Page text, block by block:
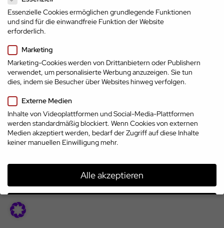
Top-Marken
treffen auf Top-
Talente
© 2026 | www.cp.jobs
Essenzielle Cookies ermöglichen grundlegende Funktionen
und sind für die einwandfreie Funktion der Website
erforderlich.
Marketing
Marketing-Cookies werden von Drittanbietern oder Publishern
verwendet, um personalisierte Werbung anzuzeigen. Sie tun
dies, indem sie Besucher über Websites hinweg verfolgen.
Externe Medien
Inhalte von Videoplattformen und Social-Media-Plattformen
werden standardmäßig blockiert. Wenn Cookies von externen
Medien akzeptiert werden, bedarf der Zugriff auf diese Inhalte
keiner manuellen Einwilligung mehr.
Alle akzeptieren